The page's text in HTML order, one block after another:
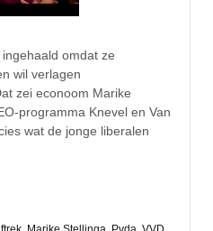
omdat ze
wil verlagen
zei econoom Marike
programma Knevel en Van
wat de jonge liberalen